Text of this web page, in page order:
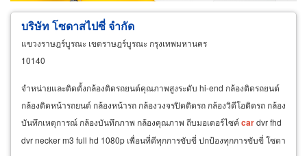
บริษัท โซดาสไปซี่ จำกัด
แขวงราษฎร์บูรณะ เขตราษฎร์บูรณะ กรุงเทพมหานคร
10140
จำหน่ายและติดตั้งกล้องติดรถยนต์คุณภาพสูงระดับ hi-end กล้องติดรถยนต์
กล้องติดหน้ารถยนต์ กล้องหน้ารถ กล้องวงจรปิดติดรถ กล้องวิดีโอติดรถ กล้อง
บันทึกเหตุการณ์ กล้องบันทึกภาพ กล้องคุณภาพ ถีบมอเตอร์ไซค์cardvr fhd
dvr necker m3 full hd 1080p เพื่อนที่ดีทุกการขับขี่ ปกป้องทุกการขับขี่ โซดา